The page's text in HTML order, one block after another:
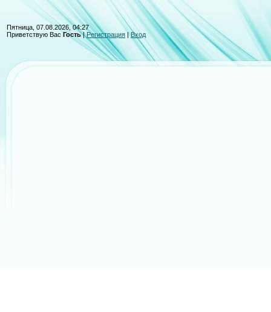
Пятница, 07.08.2026, 04:27
Приветствую Вас Гость|Регистрация |Вход